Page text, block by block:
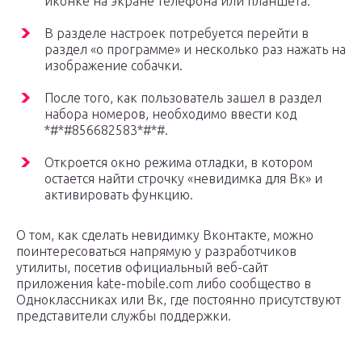
В разделе настроек потребуется перейти в
раздел «о программе» и несколько раз нажать на
изображение собачки.
После того, как пользователь зашел в раздел
набора номеров, необходимо ввести код
*#*#856682583*#*#.
Откроется окно режима отладки, в котором
остается найти строчку «невидимка для Вк» и
активировать функцию.
О том, как сделать невидимку Вконтакте, можно
поинтересоваться напрямую у разработчиков
утилиты, посетив официальный веб-сайт
приложения kate-mobile.com либо сообщество в
Одноклассниках или Вк, где постоянно присутствуют
представители службы поддержки.